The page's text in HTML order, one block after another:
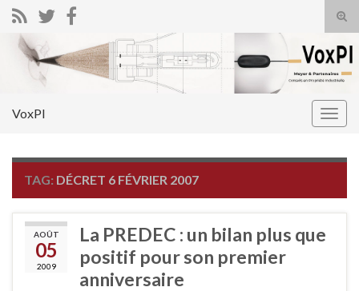
Search for:
VoxPI
TAG: DÉCRET 6 FÉVRIER 2007
AOÛT
05
2009
La PREDEC : un bilan plus que
positif pour son premier
anniversaire